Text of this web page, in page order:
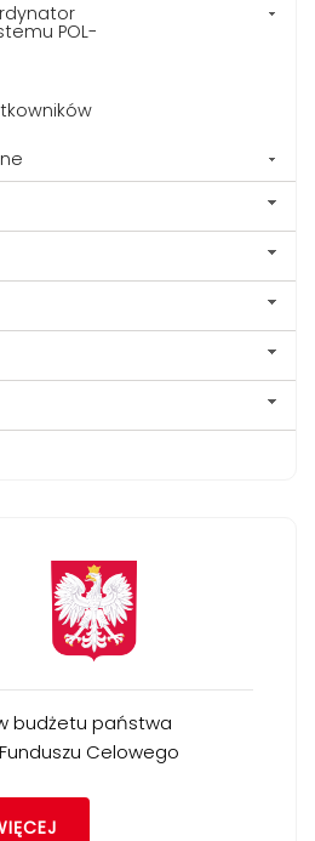
POL-
budżetu państwa
Celowego